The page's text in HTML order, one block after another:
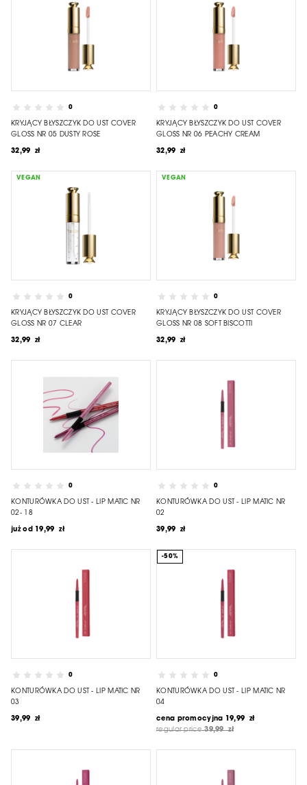
0
KRYJĄCY BŁYSZCZYK DO UST COVER
GLOSS NR 05 DUSTY ROSE
32,99 zł
0
KRYJĄCY BŁYSZCZYK DO UST COVER
GLOSS NR 06 PEACHY CREAM
32,99 zł
VEGAN
0
KRYJĄCY BŁYSZCZYK DO UST COVER
GLOSS NR 07 CLEAR
32,99 zł
VEGAN
0
KRYJĄCY BŁYSZCZYK DO UST COVER
GLOSS NR 08 SOFT BISCOTTI
32,99 zł
0
KONTURÓWKA DO UST - LIP MATIC NR
02- 18
już od 19,99 zł
0
KONTURÓWKA DO UST - LIP MATIC NR
02
39,99 zł
0
KONTURÓWKA DO UST - LIP MATIC NR
03
39,99 zł
-50%
0
KONTURÓWKA DO UST - LIP MATIC NR
04
cena promocyjna
19,99 zł
regular price 39,99 zł